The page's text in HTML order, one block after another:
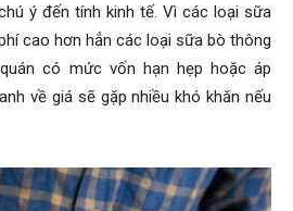
ý đến tính kinh tế. Vì các loại sữa
cao hơn hẳn các loại sữa bò thông
có mức vốn hạn hẹp hoặc áp
về giá sẽ gặp nhiều khó khăn nếu